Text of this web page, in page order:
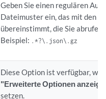
Geben Sie einen regulären
Dateimuster ein, das mit den
übereinstimmt, die Sie abrufen
Beispiel: .*?\.json\.gz
Diese Option ist verfügbar,
"Erweiterte Optionen
setzen.